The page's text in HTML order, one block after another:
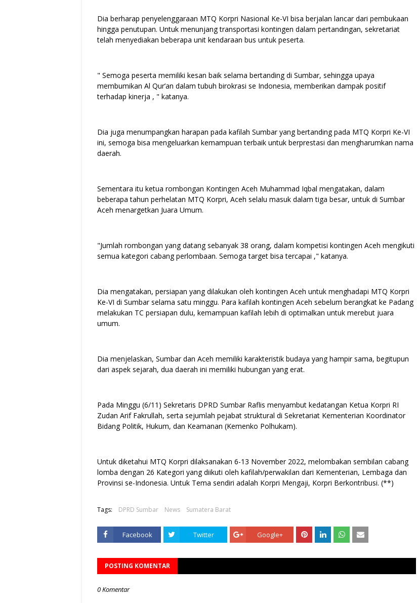
Dia berharap penyelenggaraan MTQ Korpri Nasional Ke-VI bisa berjalan lancar dari pembukaan
hingga penutupan. Untuk menunjang transportasi kontingen dalam pertandingan, sekretariat
telah menyediakan beberapa unit kendaraan bus untuk peserta.
" Semoga peserta memiliki kesan baik selama bertanding di Sumbar, sehingga upaya
membumikan Al Qur’an dalam tubuh birokrasi se Indonesia, memberikan dampak positif
terhadap kinerja , " katanya.
Dia juga menumpangkan harapan pada kafilah Sumbar yang bertanding pada MTQ Korpri Ke-VI
ini, semoga bisa mengeluarkan kemampuan terbaik untuk berprestasi dan mengharumkan nama
daerah.
Sementara itu ketua rombongan Kontingen Aceh Muhammad Iqbal mengatakan, dalam
beberapa tahun perhelatan MTQ Korpri, Aceh selalu masuk dalam tiga besar, untuk di Sumbar
Aceh menargetkan Juara Umum.
"Jumlah rombongan yang datang sebanyak 38 orang, dalam kompetisi kontingen Aceh mengikuti
semua kategori cabang perlombaan. Semoga target bisa tercapai ," katanya.
Dia mengatakan, persiapan yang dilakukan oleh kontingen Aceh untuk menghadapi MTQ Korpri
Ke-VI di Sumbar selama satu minggu. Para kafilah kontingen Aceh sebelum berangkat ke Padang
melakukan TC persiapan dulu, kemampuan kafilah lebih di optimalkan untuk merebut juara
umum.
Dia menjelaskan, Sumbar dan Aceh memiliki karakteristik budaya yang hampir sama, begitupun
dari aspek sejarah, dua daerah ini memiliki hubungan yang erat.
Pada Minggu (6/11) Sekretaris DPRD Sumbar Raflis menyambut kedatangan Ketua Korpri RI
Zudan Arif Fakrullah, serta sejumlah pejabat struktural di Sekretariat Kementerian Koordinator
Bidang Politik, Hukum, dan Keamanan (Kemenko Polhukam).
Untuk diketahui MTQ Korpri dilaksanakan 6-13 November 2022, melombakan sembilan cabang
lomba dengan 26 Kategori yang diikuti oleh kafilah/perwakilan dari Kementerian, Lembaga dan
Provinsi se-Indonesia. Untuk Tema sendiri adalah Korpri Mengaji, Korpri Berkontribusi. (**)
Tags: DPRD Sumbar News Sumatera Barat
Facebook Twitter Google+
POSTING KOMENTAR
0 Komentar